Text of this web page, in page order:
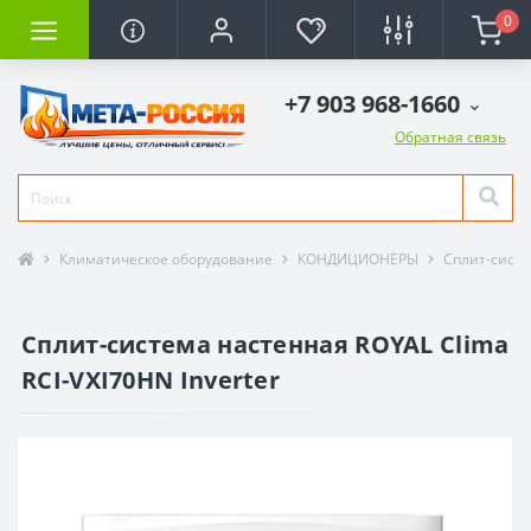
0
+7 903 968-1660
Обратная связь
Климатическое оборудование КОНДИЦИОНЕРЫ Сплит-
Сплит-система настенная ROYAL Clima
RCI-VXI70HN Inverter